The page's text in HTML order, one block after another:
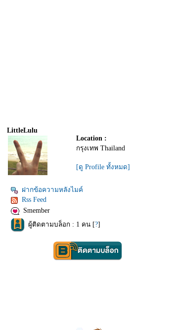
LittleLulu
Location :
กรุงเทพ Thailand
[ดู Profile ทั้งหมด]
ฝากข้อความหลังไมค์
Rss Feed
Smember
ผู้ติดตามบล็อก : 1 คน [?]